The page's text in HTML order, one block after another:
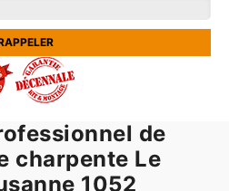
de
charpente Le
1052